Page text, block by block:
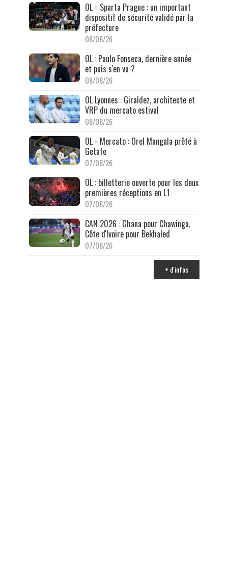
OL - Sparta Prague : un important
dispositif de sécurité validé par la
préfecture
08/08/26
OL : Paulo Fonseca, dernière année
et puis s'en va ?
08/08/26
OL Lyonnes : Giraldez, architecte et
VRP du mercato estival
08/08/26
OL - Mercato : Orel Mangala prêté à
Getafe
07/08/26
OL : billetterie ouverte pour les deux
premières réceptions en L1
07/08/26
CAN 2026 : Ghana pour Chawinga,
Côte d'Ivoire pour Bekhaled
07/08/26
+ d'infos